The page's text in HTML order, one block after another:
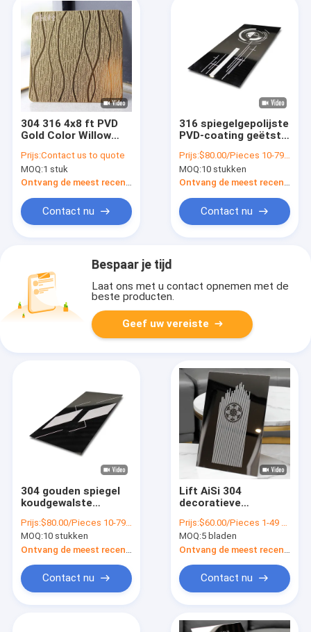
304 316 4x8 ft PVD
Gold Color Willow
Decoratief roestvrij
staal plaat
Prijs:Contact us to quote
MOQ:1 stuk
Ontvang de meest recente Prijs
Contact nu
316 spiegelgepolijste
PVD-coating geëtste
voor liftdeurpanelen
Prijs:$80.00/Pieces 10-79 Pieces
MOQ:10 stukken
Ontvang de meest recente Prijs
Contact nu
Bespaar je tijd
Laat ons met u contact opnemen met de
beste producten.
Geef uw vereiste
304 gouden spiegel
koudgewalste
platen voor
liftdecoratie
Prijs:$80.00/Pieces 10-79 Pieces
MOQ:10 stukken
Contact nu
Lift AiSi 304
decoratieve
platen 1,0 mm dikte
Prijs:$60.00/Pieces 1-49 Pieces
MOQ:5 bladen
Contact nu